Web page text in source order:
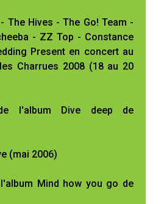
The Hives - The Go! Team -
- ZZ Top - Constance
Present en concert au
Charrues 2008 (18 au 20
l'album Dive deep de
(mai 2006)
Mind how you go de